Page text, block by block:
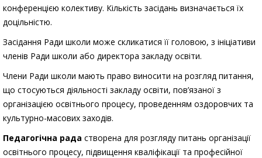
конференцією колективу. Кількість засідань визначається їх
доцільністю.
Засідання Ради школи може скликатися її головою, з ініціативи
членів Ради школи або директора закладу освіти.
Члени Ради школи мають право виносити на розгляд питання,
що стосуються діяльності закладу освіти, пов’язаної з
організацією освітнього процесу, проведенням оздоровчих та
культурно-масових заходів.
Педагогічна рада створена для розгляду питань організації
освітнього процесу, підвищення кваліфікації та професійної